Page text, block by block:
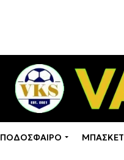
ΠΟΔΟΣΦΑΙΡΟ ΜΠΑΣΚΕΤ